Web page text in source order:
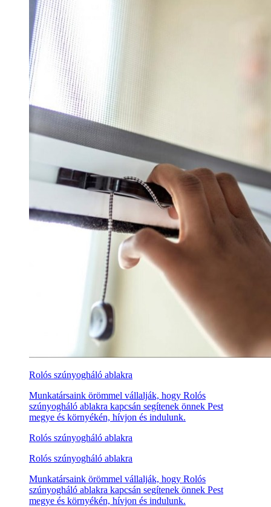
Rolós szúnyogháló ablakra
Munkatársaink örömmel vállalják, hogy Rolós
szúnyogháló ablakra kapcsán segítenek önnek Pest
megye és környékén, hívjon és indulunk.
Rolós szúnyogháló ablakra
Rolós szúnyogháló ablakra
Munkatársaink örömmel vállalják, hogy Rolós
szúnyogháló ablakra kapcsán segítenek önnek Pest
megye és környékén, hívjon és indulunk.